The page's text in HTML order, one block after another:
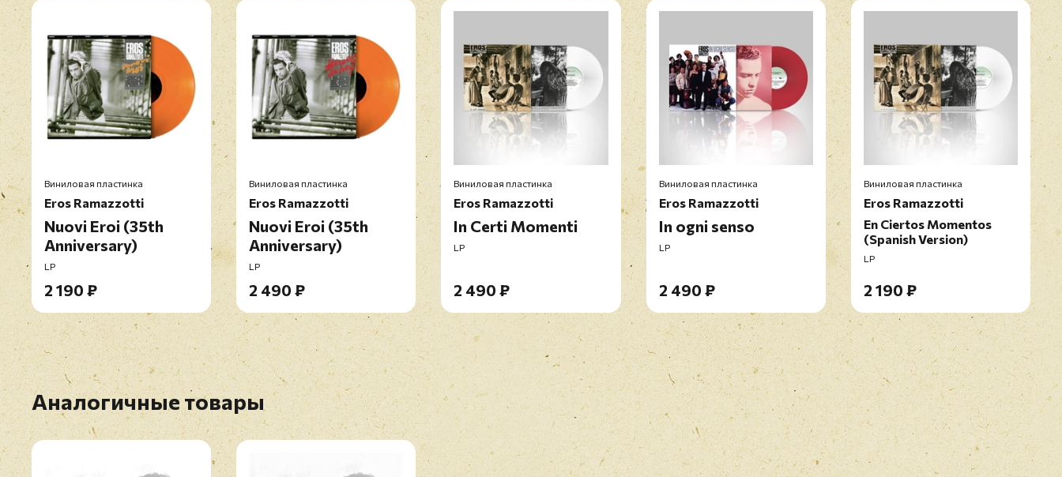
Виниловая пластинка
Eros Ramazzotti
Nuovi Eroi (35th
Anniversary)
LP
2 190 ₽
Виниловая пластинка
Eros Ramazzotti
Nuovi Eroi (35th
Anniversary)
LP
2 490 ₽
Виниловая пластинка
Eros Ramazzotti
In Certi Momenti
LP
2 490 ₽
Виниловая пластинка
Eros Ramazzotti
In ogni senso
LP
2 490 ₽
Виниловая пластинка
Eros Ramazzotti
En Ciertos Momentos
(Spanish Version)
LP
2 190 ₽
Аналогичные товары